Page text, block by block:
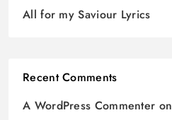
All for my Saviour Lyrics
Recent Comments
A WordPress Commenter on